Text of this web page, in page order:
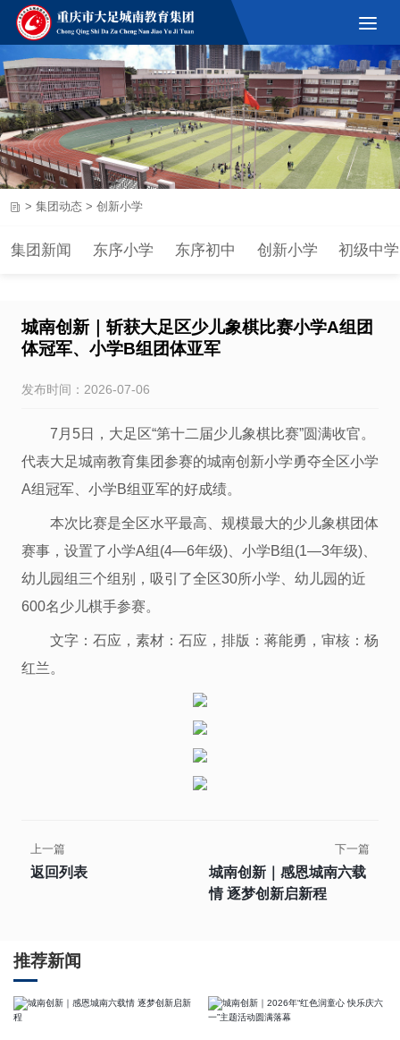
集团新闻 东序小学 东序初中 创新小学 初级中学
> 集团动态> 创新小学
城南创新｜斩获大足区少儿象棋比赛小学A组团
体冠军、小学B组团体亚军
发布时间：2026-07-06
7月5日，大足区“第十二届少儿象棋比赛”圆满收官。
代表大足城南教育集团参赛的城南创新小学勇夺全区小学
A组冠军、小学B组亚军的好成绩。
本次比赛是全区水平最高、规模最大的少儿象棋团体
赛事，设置了小学A组(4—6年级)、小学B组(1—3年级)、
幼儿园组三个组别，吸引了全区30所小学、幼儿园的近
600名少儿棋手参赛。
文字：石应，素材：石应，排版：蒋能勇，审核：杨
红兰。
上一篇
返回列表
下一篇
城南创新｜感恩城南六载
情 逐梦创新启新程
推荐新闻